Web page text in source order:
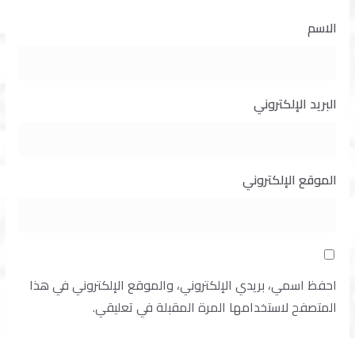
الاسم
البريد الإلكتروني
الموقع الإلكتروني
احفظ اسمي، بريدي الإلكتروني، والموقع الإلكتروني في هذا
المتصفح لاستخدامها المرة المقبلة في تعليقي.